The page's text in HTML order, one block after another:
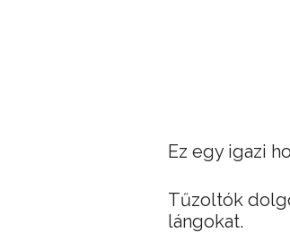
Ez egy igazi
Tűzoltók
lángokat.